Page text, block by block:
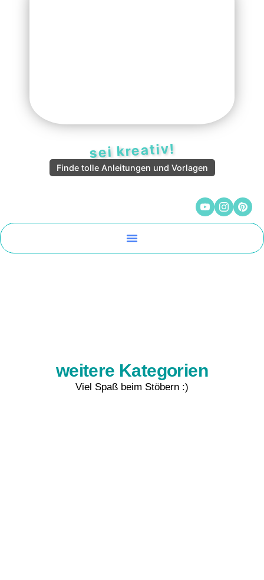
sei kreativ!
Finde tolle Anleitungen und Vorlagen
weitere Kategorien
Viel Spaß beim Stöbern :)